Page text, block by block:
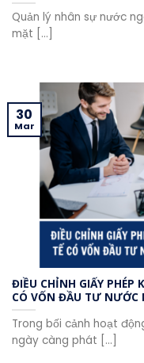
Quản lý nhân sự nước
mặt [...]
ĐIỀU CHỈNH GIẤY PHÉP
CÓ VỐN ĐẦU TƯ NƯỚC
Trong bối cảnh hoạt
ngày càng phát [...]
30
Mar